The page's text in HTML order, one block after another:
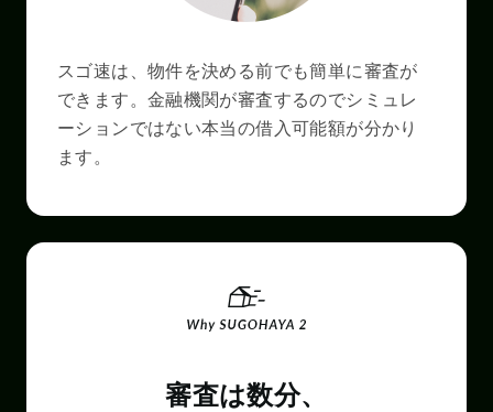
スゴ速は、物件を決める前でも簡単に審査が
できます。金融機関が審査するのでシミュレ
ーションではない本当の借入可能額が分かり
ます。
審査は数分、